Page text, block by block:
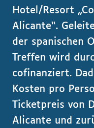
Hotel/Resort
Alicante“.
der spanischen
Treffen wird
cofinanziert.
Kosten pro
Ticketpreis von
Alicante und